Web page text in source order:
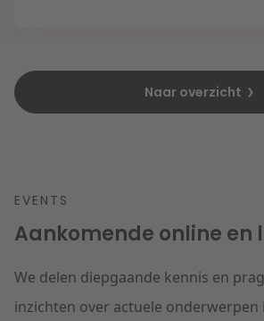
Naar overzicht
EVENTS
Aankomende online en
We delen diepgaande kennis en
inzichten over actuele onderwerpen